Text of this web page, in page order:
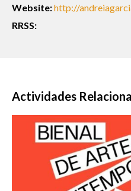
Website:http://
RRSS:
Actividades